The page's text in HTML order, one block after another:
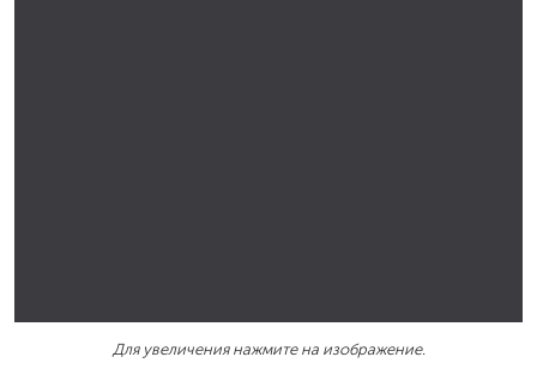
Для увеличения нажмите на изображение.